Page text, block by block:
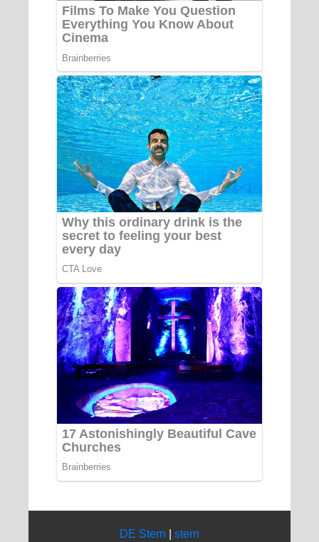
DE Stern stern